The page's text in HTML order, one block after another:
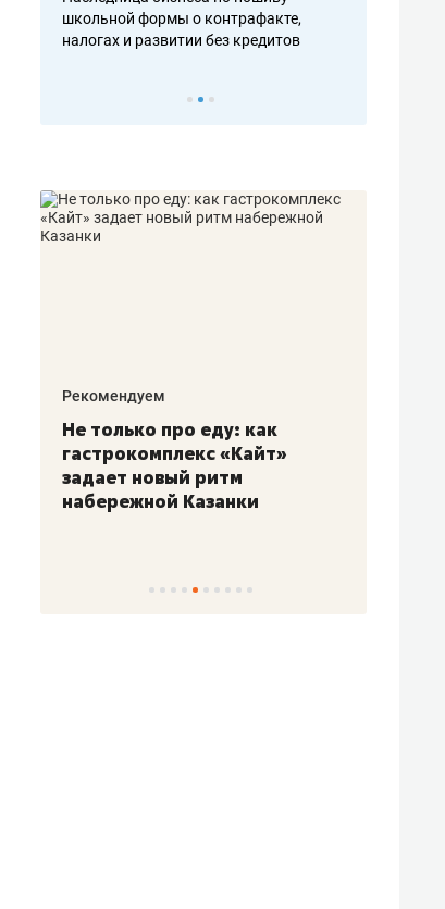
школьной формы о контрафакте,
налогах и развитии без кредитов
Рекомендуем
Не только про еду: как
гастрокомплекс «Кайт»
задает новый ритм
набережной Казанки